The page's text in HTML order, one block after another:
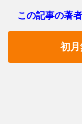
この記事の著
初